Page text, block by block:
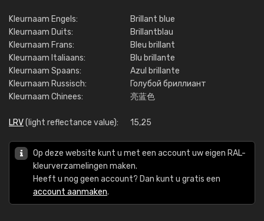
Kleurnaam Engels:
Brillant blue
Kleurnaam Duits:
Brillantblau
Kleurnaam Frans:
Bleu brillant
Kleurnaam Italiaans:
Blu brillante
Kleurnaam Spaans:
Azul brillante
Kleurnaam Russisch:
Голубой бриллиант
Kleurnaam Chinees:
亮蓝色
LRV(light reflectance value): 15,25
Op deze website kunt u met een account uw eigen RAL-
kleurverzamelingen maken.
Heeft u nog geen account? Dan kunt u gratis een
account aanmaken.